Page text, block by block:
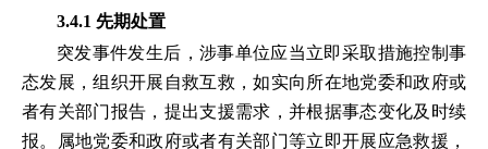
3.4.1 先期处置
突发事件发生后，涉事单位应当立即采取措施控制事
态发展，组织开展自救互救，如实向所在地党委和政府或
者有关部门报告，提出支援需求，并根据事态变化及时续
报。属地党委和政府或者有关部门等立即开展应急救援，